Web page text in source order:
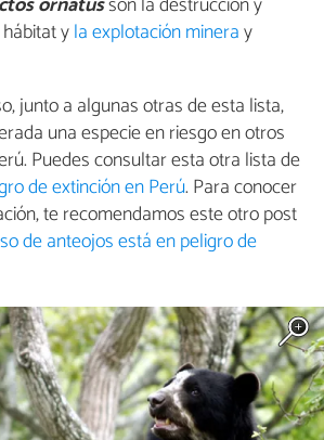
yla explotación mineray
junto a algunas otras de esta lista,
una especie en riesgo en otros
Puedes consultar esta otra lista de
de extinción en Perú. Para conocer
te recomendamos este otro post
de anteojos está en peligro de